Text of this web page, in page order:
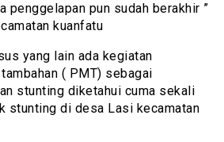
penggelapan pun sudah berakhir ”
kuanfatu
yang lain ada kegiatan
( PMT) sebagai
stunting diketahui cuma sekali
stunting di desa Lasi kecamatan